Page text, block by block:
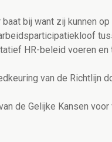
bij want zij kunnen
HR-beleid voeren
van de Richtlijn
de Gelijke Kansen